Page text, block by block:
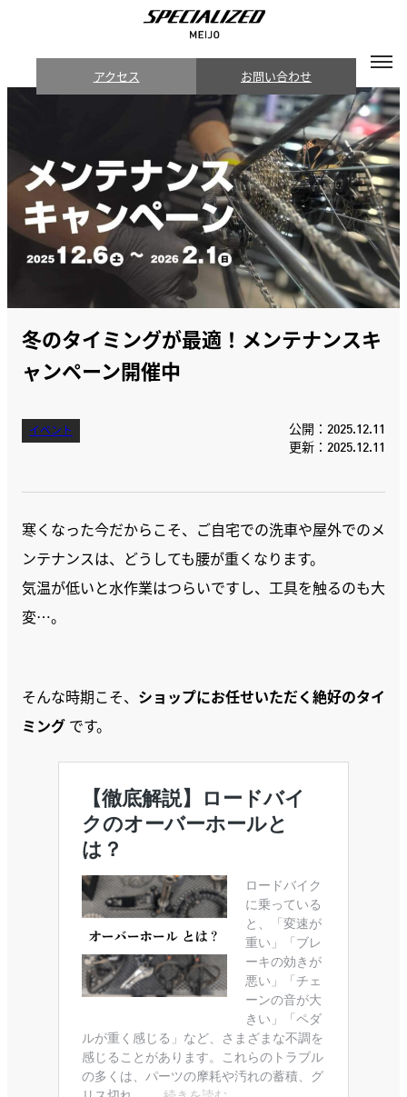
アクセス お問い合わせ
冬のタイミングが最適！メンテナンスキ
ャンペーン開催中
イベント
公開：2025.12.11
更新：2025.12.11
寒くなった今だからこそ、ご自宅での洗車や屋外でのメ
ンテナンスは、どうしても腰が重くなります。
気温が低いと水作業はつらいですし、工具を触るのも大
変…。
そんな時期こそ、 ショップにお任せいただく絶好のタイ
ミング です。